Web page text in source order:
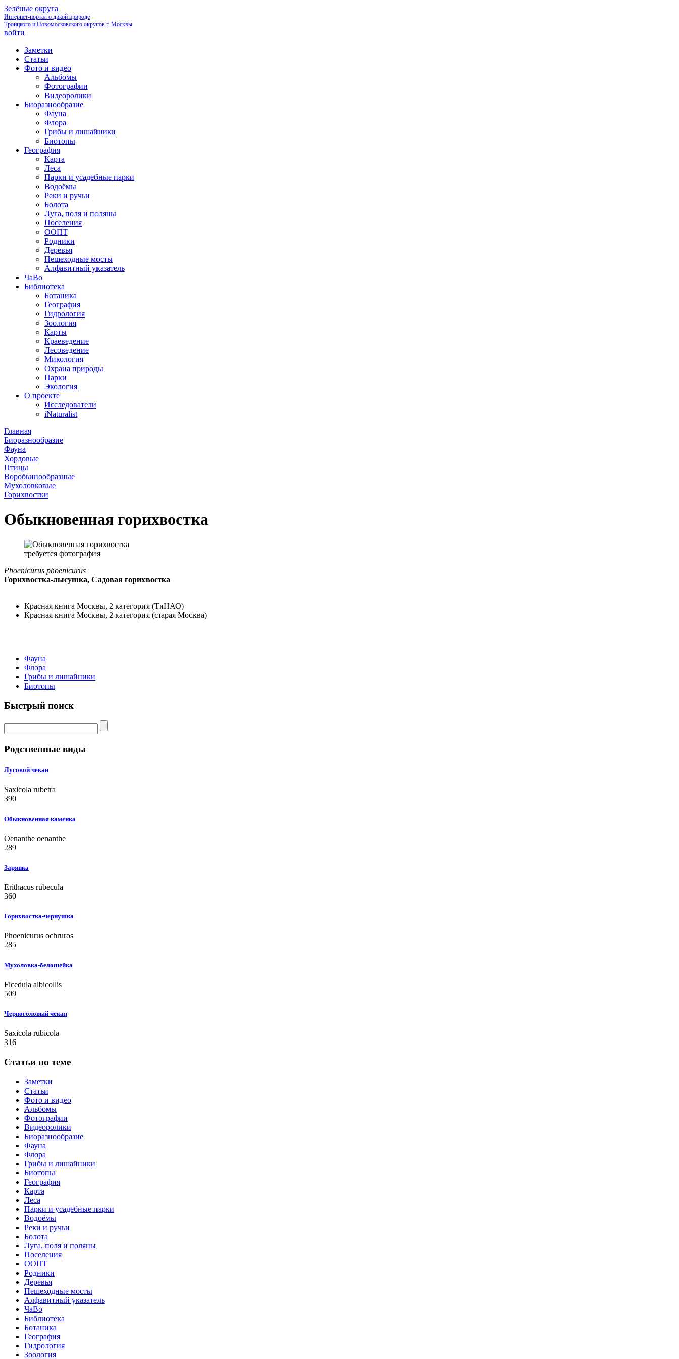
Зелёные округа
Интернет-портал о дикой природе
Троицкого и Новомосковского округов г. Москвы
войти
Заметки
Статьи
Фото и видео
Альбомы
Фотографии
Видеоролики
Биоразнообразие
Фауна
Флора
Грибы и лишайники
Биотопы
География
Карта
Леса
Парки и усадебные парки
Водоёмы
Реки и ручьи
Болота
Луга, поля и поляны
Поселения
ООПТ
Родники
Деревья
Пешеходные мосты
Алфавитный указатель
ЧаВо
Библиотека
Ботаника
География
Гидрология
Зоология
Карты
Краеведение
Лесоведение
Микология
Охрана природы
Парки
Экология
О проекте
Исследователи
iNaturalist
Главная
Биоразнообразие
Фауна
Хордовые
Птицы
Воробьинообразные
Мухоловковые
Горихвостки
Обыкновенная горихвостка
требуется фотография
Phoenicurus phoenicurus
Горихвостка-лысушка, Садовая горихвостка
Красная книга Москвы, 2 категория (ТиНАО)
Красная книга Москвы, 2 категория (старая Москва)
Фауна
Флора
Грибы и лишайники
Биотопы
Быстрый поиск
Родственные виды
Луговой чекан
Saxicola rubetra
390
Обыкновенная каменка
Oenanthe oenanthe
289
Зарянка
Erithacus rubecula
360
Горихвостка-чернушка
Phoenicurus ochruros
285
Мухоловка-белошейка
Ficedula albicollis
509
Черноголовый чекан
Saxicola rubicola
316
Статьи по теме
Заметки
Статьи
Фото и видео
Альбомы
Фотографии
Видеоролики
Биоразнообразие
Фауна
Флора
Грибы и лишайники
Биотопы
География
Карта
Леса
Парки и усадебные парки
Водоёмы
Реки и ручьи
Болота
Луга, поля и поляны
Поселения
ООПТ
Родники
Деревья
Пешеходные мосты
Алфавитный указатель
ЧаВо
Библиотека
Ботаника
География
Гидрология
Зоология